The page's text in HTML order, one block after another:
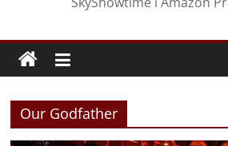
Our Godfather